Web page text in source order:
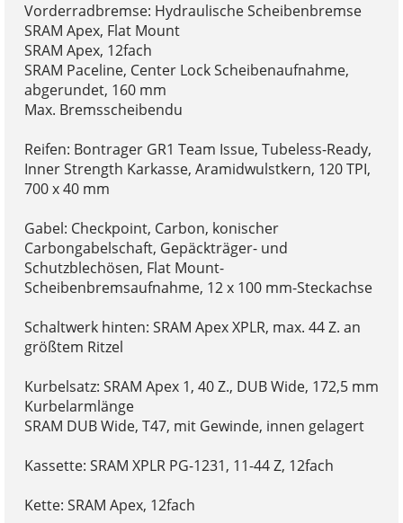
Vorderradbremse: Hydraulische Scheibenbremse
SRAM Apex, Flat Mount
SRAM Apex, 12fach
SRAM Paceline, Center Lock Scheibenaufnahme,
abgerundet, 160 mm
Max. Bremsscheibendu
Reifen: Bontrager GR1 Team Issue, Tubeless-Ready,
Inner Strength Karkasse, Aramidwulstkern, 120 TPI,
700 x 40 mm
Gabel: Checkpoint, Carbon, konischer
Carbongabelschaft, Gepäckträger- und
Schutzblechösen, Flat Mount-
Scheibenbremsaufnahme, 12 x 100 mm-Steckachse
Schaltwerk hinten: SRAM Apex XPLR, max. 44 Z. an
größtem Ritzel
Kurbelsatz: SRAM Apex 1, 40 Z., DUB Wide, 172,5 mm
Kurbelarmlänge
SRAM DUB Wide, T47, mit Gewinde, innen gelagert
Kassette: SRAM XPLR PG-1231, 11-44 Z, 12fach
Kette: SRAM Apex, 12fach